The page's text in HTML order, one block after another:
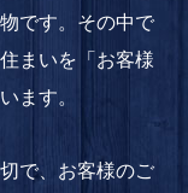
です。その中で
まいを「お客様
ます。
で、お客様のご